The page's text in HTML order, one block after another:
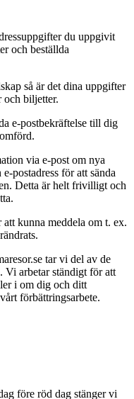
du uppgivit
och beställda
så är det dina uppgifter
och biljetter.
e-postbekräftelse till dig
via e-post om nya
postadress för att sända
Detta är helt frivilligt och
kunna meddela om t. ex.
tar vi del av de
arbetar ständigt för att
i om dig och ditt
förbättringsarbete.
före röd dag stänger vi